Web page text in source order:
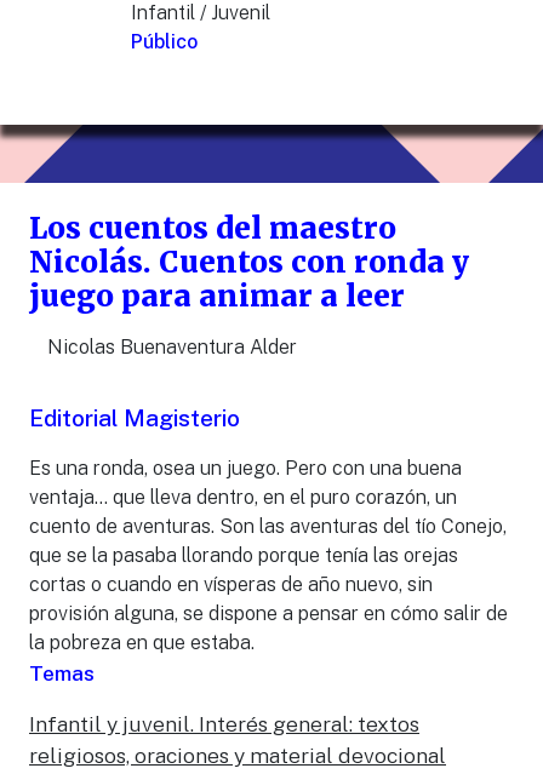
Infantil / Juvenil
Público
Los cuentos del maestro
Nicolás. Cuentos con ronda y
juego para animar a leer
Nicolas Buenaventura Alder
Editorial Magisterio
Es una ronda, osea un juego. Pero con una buena
ventaja... que lleva dentro, en el puro corazón, un
cuento de aventuras. Son las aventuras del tío Conejo,
que se la pasaba llorando porque tenía las orejas
cortas o cuando en vísperas de año nuevo, sin
provisión alguna, se dispone a pensar en cómo salir de
la pobreza en que estaba.
Temas
Infantil y juvenil. Interés general: textos
religiosos, oraciones y material devocional